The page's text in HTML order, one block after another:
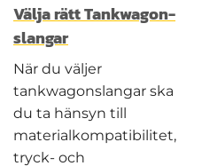
Välja rätt Tankwagon-
slangar
När du väljer
tankwagonslangar ska
du ta hänsyn till
materialkompatibilitet,
tryck- och